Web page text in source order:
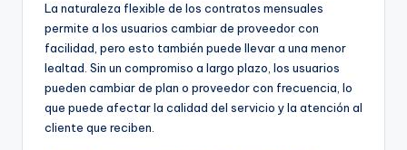
La naturaleza flexible de los contratos mensuales
permite a los usuarios cambiar de proveedor con
facilidad, pero esto también puede llevar a una menor
lealtad. Sin un compromiso a largo plazo, los usuarios
pueden cambiar de plan o proveedor con frecuencia, lo
que puede afectar la calidad del servicio y la atención al
cliente que reciben.